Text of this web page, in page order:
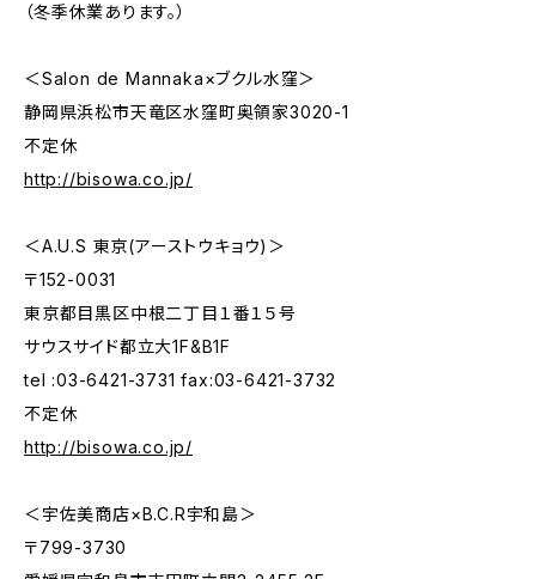
（冬季休業あります。）
＜Salon de Mannaka×ブクル水窪＞
静岡県浜松市天竜区水窪町奥領家3020-1
不定休
http://bisowa.co.jp/
＜A.U.S 東京(アーストウキョウ)＞
〒152-0031
東京都目黒区中根二丁目１番１５号
サウスサイド都立大1F&B1F
tel :03-6421-3731 fax:03-6421-3732
不定休
http://bisowa.co.jp/
＜宇佐美商店×B.C.R宇和島＞
〒799-3730